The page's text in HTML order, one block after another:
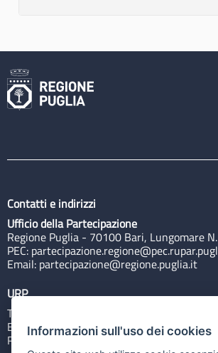
Contatti e indirizzi
Ufficio della Partecipazione
Regione Puglia - 70100 Bari, Lungomare
PEC:
Email: partecipazione@regione.puglia.it
URP
Tel: 800713939
Email:quiregione@regione.puglia.it
Rubrica
Informazioni sull'uso dei cookies